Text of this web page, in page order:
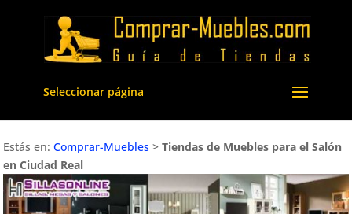
Seleccionar página
Estás en:Comprar-Muebles >Tiendas de Muebles para el Salón
en Ciudad Real